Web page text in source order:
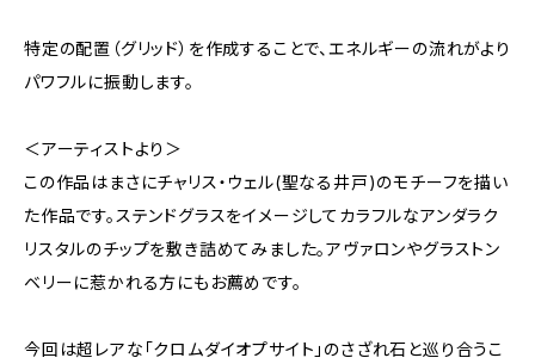
特定の配置（グリッド）を作成することで、エネルギーの流れがより
パワフルに振動します。
＜アーティストより＞
この作品はまさにチャリス・ウェル(聖なる井戸)のモチーフを描い
た作品です。ステンドグラスをイメージしてカラフルなアンダラク
リスタルのチップを敷き詰めてみました。アヴァロンやグラストン
ベリーに惹かれる方にもお薦めです。
今回は超レアな「クロムダイオプサイト」のさざれ石と巡り合うこ